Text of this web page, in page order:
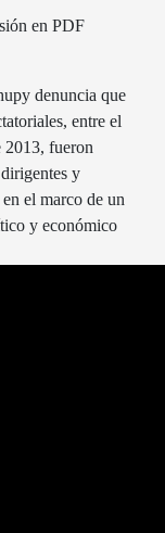
en PDF
denuncia que
entre el
2013, fueron
y
el marco de un
y económico